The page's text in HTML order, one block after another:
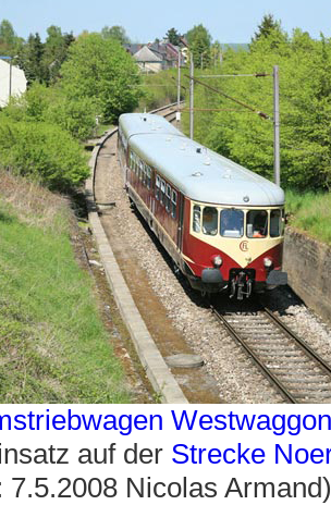
auf der Strecke
7.5.2008 Nicolas Armand)